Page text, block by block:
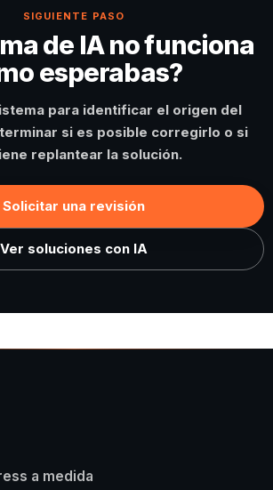
SIGUIENTE PASO
de IA no funciona
esperabas?
para identificar el origen del
si es posible corregirlo o si
replantear la solución.
Solicitar una revisión
Ver soluciones con IA
a medida